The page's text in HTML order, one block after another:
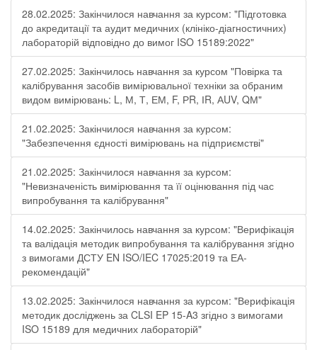
28.02.2025: Закінчилося навчання за курсом: "Підготовка
до акредитації та аудит медичних (клініко-діагностичних)
лабораторій відповідно до вимог ISO 15189:2022"
27.02.2025: Закінчилось навчання за курсом "Повірка та
калібрування засобів вимірювальної техніки за обраним
видом вимірювань: L, М, Т, ЕМ, F, РR, ІR, АUV, QМ"
21.02.2025: Закінчилося навчання за курсом:
"Забезпечення єдності вимірювань на підприємстві"
21.02.2025: Закінчилося навчання за курсом:
"Невизначеність вимірювання та її оцінювання під час
випробування та калібрування"
14.02.2025: Закінчилось навчання за курсом: "Верифікація
та валідація методик випробування та калібрування згідно
з вимогами ДСТУ EN ISO/IEC 17025:2019 та ЕА-
рекомендацій"
13.02.2025: Закінчилося навчання за курсом: "Верифікація
методик досліджень за CLSI EP 15-A3 згідно з вимогами
ISO 15189 для медичних лабораторій"